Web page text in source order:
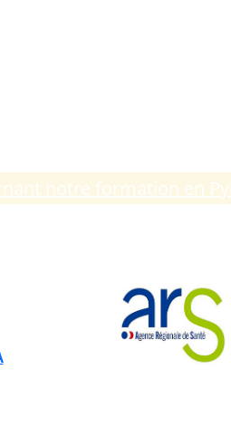
notre formation en